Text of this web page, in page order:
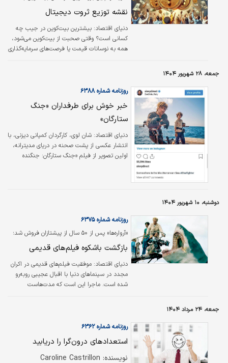
نقشه توزیع ثروت دیجیتال
دنیای اقتصاد: بیشترین بیت‌کوین در جیب چه
کسانی است؟ وقتی صحبت از بیت‌کوین می‌شود،
همه به نوسانات قیمت یا فرصت‌های سرمایه‌گذاری
جمعه، ۲۸ شهریور ۱۴۰۴
روزنامه شماره ۶۳۸۸
خبر خوش برای طرفداران «جنگ
ستارگان»
دنیای اقتصاد: شان لوی، کارگردان کمپانی دیزنی، با
انتشار عکسی از پشت صحنه در دریای مدیترانه،
اولین تصویر از فیلم «جنگ ستارگان: جنگنده
دوشنبه، ۱۰ شهریور ۱۴۰۴
«آرواره‌ها» پس از ۵۰ سال از پیشتازان فروش شد؛
روزنامه شماره ۶۳۷۵
بازگشت باشکوه فیلم‌های قدیمی
دنیای اقتصاد: موفقیت فیلم‌های قدیمی در اکران
مجدد در سینماهای دنیا با اقبال عجیبی روبه‌رو
شده است. ماجرا این است که مدت‌هاست
«باشگاه صبحانه»، «داستان اسباب‌بازی ‌ها»، «آپولو
۱۳» و «کسپر» به نمایش درآمده است و هر کدام
توانسته‌اند مخاطبان زیادی را جذب کنند. با این
حال بزرگ‌ترین موفقیت در بین چنین فیلم‌هایی
جمعه، ۲۴ مرداد ۱۴۰۴
روزنامه شماره ۶۳۶۲
استعدادهای درون‌گرا را دریابید
نویسنده: Caroline Castrillon